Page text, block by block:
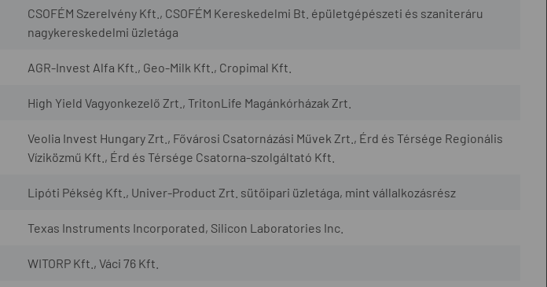
CSOFÉM Szerelvény Kft., CSOFÉM Kereskedelmi Bt. épületgépészeti és szaniteráru
nagykereskedelmi üzletága
AGR-Invest Alfa Kft., Geo-Milk Kft., Cropimal Kft.
High Yield Vagyonkezelő Zrt., TritonLife Magánkórházak Zrt.
Veolia Invest Hungary Zrt., Fővárosi Csatornázási Művek Zrt., Érd és Térsége Regionális
Víziközmű Kft., Érd és Térsége Csatorna-szolgáltató Kft.
Lipóti Pékség Kft., Univer-Product Zrt. sütőipari üzletága, mint vállalkozásrész
Texas Instruments Incorporated, Silicon Laboratories Inc.
WITORP Kft., Váci 76 Kft.